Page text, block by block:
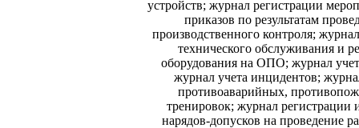
устройств; журнал регистрации
приказов по результатам
производственного контроля;
технического обслуживания и
оборудования на ОПО; журнал
журнал учета инцидентов;
противоаварийных,
тренировок; журнал регистрации
нарядов-допусков на проведение